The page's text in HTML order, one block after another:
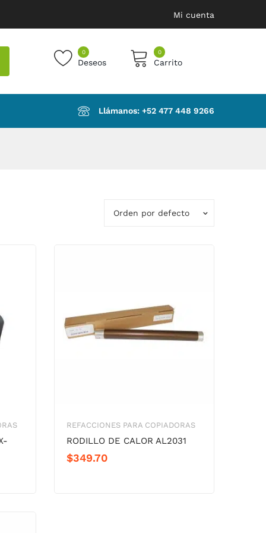
Mi cuenta
0
Deseos
0
Carrito
products in the cart.
Llámanos: ‪+52 477 448 9266‬
Orden por defecto
REFACCIONES PARA COPIADORAS
RODILLO DE CALOR AL2031
$349.70